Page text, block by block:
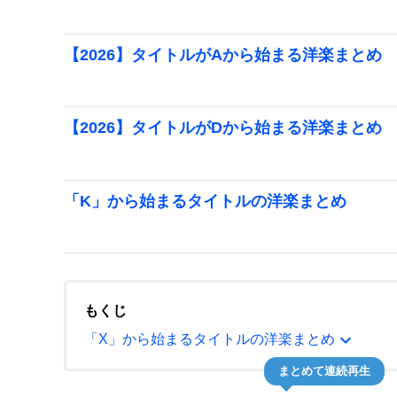
【2026】タイトルがAから始まる洋楽まとめ
【2026】タイトルがDから始まる洋楽まとめ
「K」から始まるタイトルの洋楽まとめ
もくじ
「X」から始まるタイトルの洋楽まとめ expand_more
まとめて連続再生